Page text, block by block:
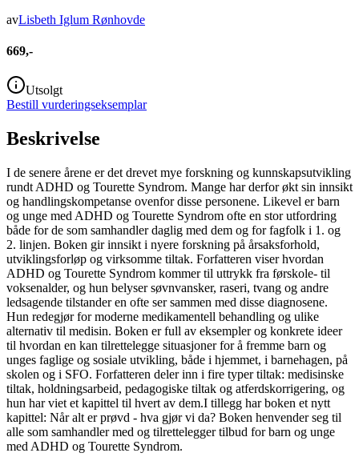
avLisbeth Iglum Rønhovde
669,-
Utsolgt
Bestill vurderingseksemplar
Beskrivelse
I de senere årene er det drevet mye forskning og kunnskapsutvikling
rundt ADHD og Tourette Syndrom. Mange har derfor økt sin innsikt
og handlingskompetanse ovenfor disse personene. Likevel er barn
og unge med ADHD og Tourette Syndrom ofte en stor utfordring
både for de som samhandler daglig med dem og for fagfolk i 1. og
2. linjen. Boken gir innsikt i nyere forskning på årsaksforhold,
utviklingsforløp og virksomme tiltak. Forfatteren viser hvordan
ADHD og Tourette Syndrom kommer til uttrykk fra førskole- til
voksenalder, og hun belyser søvnvansker, raseri, tvang og andre
ledsagende tilstander en ofte ser sammen med disse diagnosene.
Hun redegjør for moderne medikamentell behandling og ulike
alternativ til medisin. Boken er full av eksempler og konkrete ideer
til hvordan en kan tilrettelegge situasjoner for å fremme barn og
unges faglige og sosiale utvikling, både i hjemmet, i barnehagen, på
skolen og i SFO. Forfatteren deler inn i fire typer tiltak: medisinske
tiltak, holdningsarbeid, pedagogiske tiltak og atferdskorrigering, og
hun har viet et kapittel til hvert av dem.I tillegg har boken et nytt
kapittel: Når alt er prøvd - hva gjør vi da? Boken henvender seg til
alle som samhandler med og tilrettelegger tilbud for barn og unge
med ADHD og Tourette Syndrom.